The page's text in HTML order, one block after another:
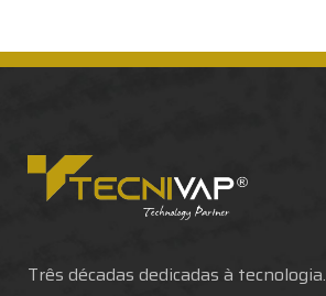
Três décadas dedicadas à tecnologia.